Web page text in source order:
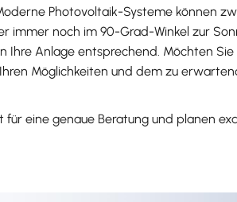
Photovoltaik-Systeme können
immer noch im 90-Grad-Winkel zur
Anlage entsprechend. Möchten
Möglichkeiten und dem zu
für eine genaue Beratung und planen